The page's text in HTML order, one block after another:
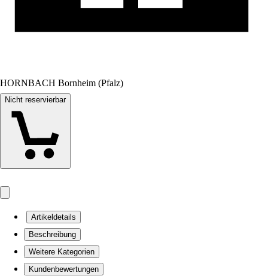
HORNBACH Bornheim (Pfalz)
Nicht reservierbar
Artikeldetails
Beschreibung
Weitere Kategorien
Kundenbewertungen